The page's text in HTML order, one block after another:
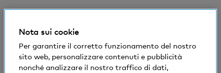
© Banca Cler
Condizioni e avvisi giuridici
Nota sui cookie
Per garantire il corretto funzionamento del nostro
sito web, personalizzare contenuti e pubblicità
nonché analizzare il nostro traffico di dati,